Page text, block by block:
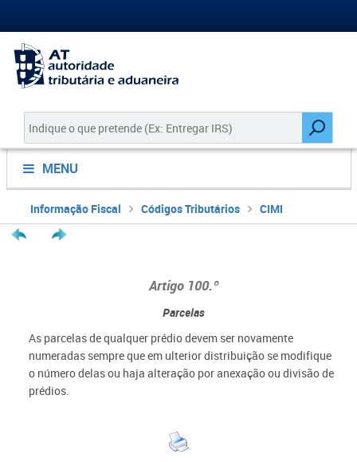
MENU
Informação Fiscal Códigos Tributários CIMI
Artigo 100.º
Parcelas
As parcelas de qualquer prédio devem ser novamente
numeradas sempre que em ulterior distribuição se modifique
o número delas ou haja alteração por anexação ou divisão de
prédios.